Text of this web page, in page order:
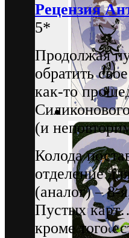
Рецензия
5*
Продолжая
обратить
как-то
(и
Колода
отделение
(аналог) – 8-
Пустых
кроме того